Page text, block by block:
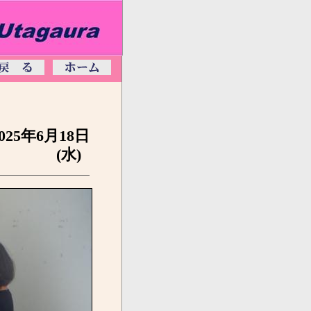
年6月18日
(水)